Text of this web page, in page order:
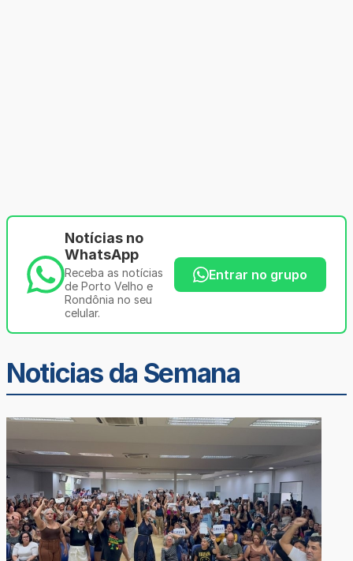
Notícias no
WhatsApp
Receba as notícias
de Porto Velho e
Rondônia no seu
celular.
Entrar no grupo
Noticias da Semana